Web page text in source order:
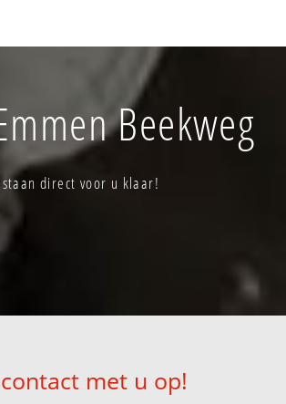
Beekweg
staan direct voor u klaar!
met u op!